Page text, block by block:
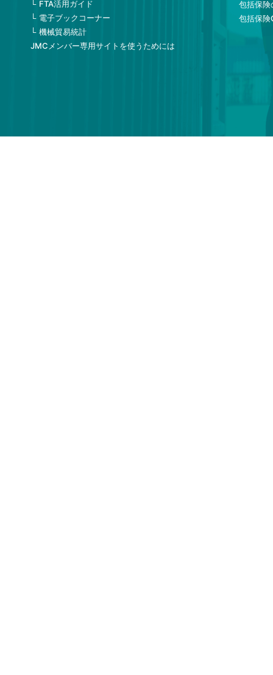
FTA活用ガイド
電子ブックコーナー
機械貿易統計
JMCメンバー専用サイトを使うためには
包括保険
包括保険